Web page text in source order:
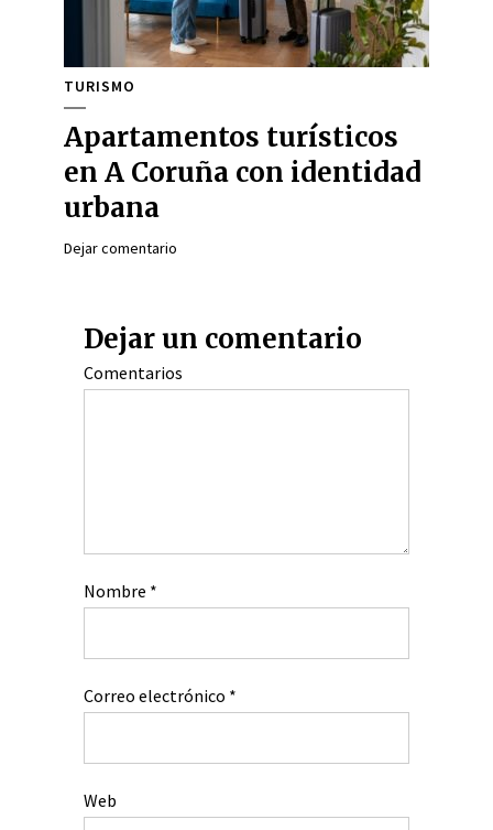
TURISMO
Apartamentos turísticos
en A Coruña con identidad
urbana
Dejar comentario
Dejar un comentario
Comentarios
Nombre *
Correo electrónico *
Web